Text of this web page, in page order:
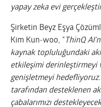
yapay zeka evi
Şirketin Beyz Eşya
Kim Kun-woo, “ ThinQ
kaynak topluluğundaki
etkileşimi derinleştirmeyi
genişletmeyi hedefliyoruz.
tarafından desteklenen
çabalarımızı